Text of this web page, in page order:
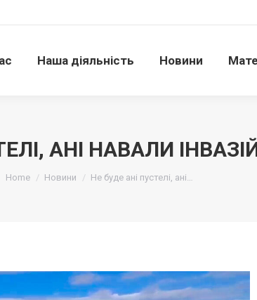
Наша діяльність Новини
АНІ НАВАЛИ
Home Новини Не буде ані пустелі, ані…
Наша діяльність Новини